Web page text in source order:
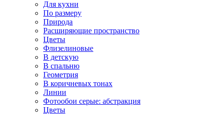
Для кухни
По размеру
Природа
Расширяющие пространство
Цветы
Флизелиновые
В детскую
В спальню
Геометрия
В коричневых тонах
Линии
Фотообои серые: абстракция
Цветы